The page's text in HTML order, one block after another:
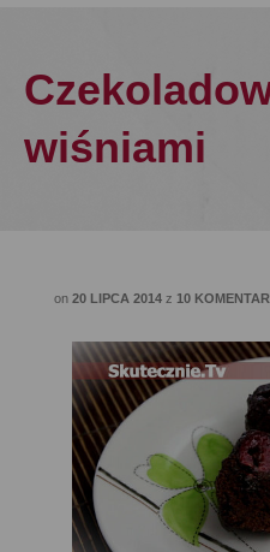
wiśniami
on 20 LIPCA 2014 z 10